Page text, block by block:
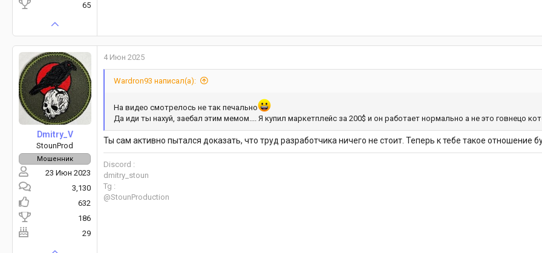
65
Dmitry_V
StounProd
Мошенник
23 Июн 2023
3,130
632
186
29
4 Июн 2025
Wardron93 написал(а):
На видео смотрелось не так печально
Да иди ты нахуй, заебал этим мемом.... Я купил маркетплейс за 200$ и он работает нормально а не это говнецо
Ты сам активно пытался доказать, что труд разработчика ничего не стоит. Теперь к тебе такое отношение
Discord :
dmitry_stoun
Tg :
@StounProduction